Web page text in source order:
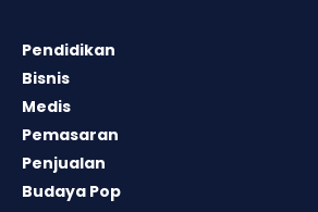
Pendidikan
Bisnis
Medis
Pemasaran
Penjualan
Budaya Pop